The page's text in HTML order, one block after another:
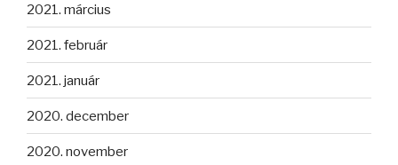
2021. március
2021. február
2021. január
2020. december
2020. november